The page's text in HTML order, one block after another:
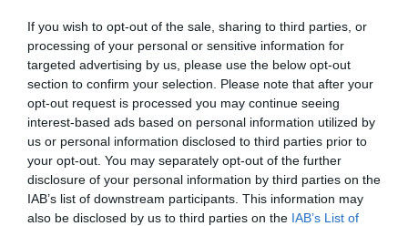
If you wish to opt-out of the sale, sharing to third parties, or
processing of your personal or sensitive information for
targeted advertising by us, please use the below opt-out
section to confirm your selection. Please note that after your
opt-out request is processed you may continue seeing
interest-based ads based on personal information utilized by
us or personal information disclosed to third parties prior to
your opt-out. You may separately opt-out of the further
disclosure of your personal information by third parties on the
IAB’s list of downstream participants. This information may
also be disclosed by us to third parties on the IAB’s List of